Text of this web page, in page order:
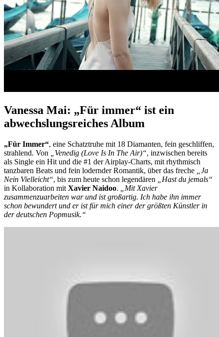
Vanessa Mai: „Für immer“ ist ein
abwechslungsreiches Album
„Für Immer“, eine Schatztruhe mit 18 Diamanten, fein geschliffen,
strahlend. Von
„Venedig (Love Is In The Air)“, inzwischen bereits
als Single ein Hit und die #1 der Airplay-Charts, mit rhythmisch
tanzbaren Beats und fein lodernder Romantik, über das freche
„Ja
Nein Vielleicht“, bis zum heute schon legendären
„Hast du jemals“
in Kollaboration mit Xavier Naidoo.
„Mit Xavier
zusammenzuarbeiten war und ist großartig. Ich habe ihn immer
schon bewundert und er ist für mich einer der größten Künstler in
der deutschen Popmusik.“